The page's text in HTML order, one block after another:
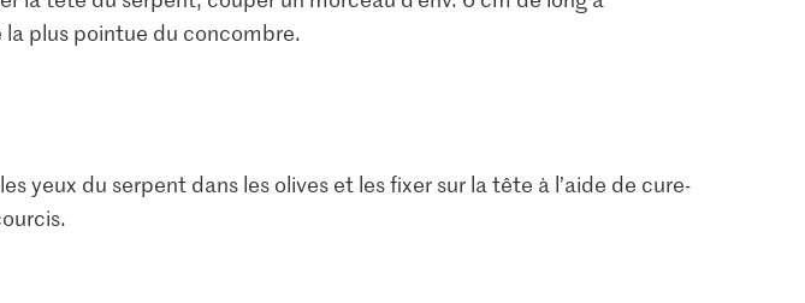
la plus pointue du concombre.
yeux du serpent dans les olives et les fixer sur la tête à l’aide de cure-